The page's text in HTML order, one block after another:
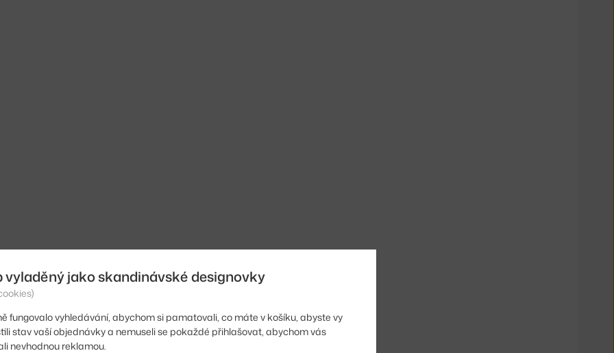
vyladěný jako skandinávské designovky
fungovalo vyhledávání, abychom si pamatovali, co máte v košíku, abyste vy
stav vaší objednávky a nemuseli se pokaždé přihlašovat, abychom vás
nevhodnou reklamou.